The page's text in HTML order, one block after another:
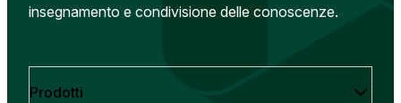
insegnamento e condivisione delle conoscenze.
Prodotti